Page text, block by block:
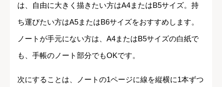
は、自由に大きく描きたい方はA4またはB5サイズ。持
ち運びたい方はA5またはB6サイズをおすすめします。
ノートが手元にない方は、A4またはB5サイズの白紙で
も、手帳のノート部分でもOKです。
次にすることは、ノートの1ページに線を縦横に1本ずつ